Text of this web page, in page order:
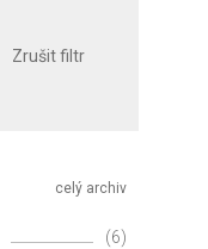
Zrušit filtr
celý archiv
(6)